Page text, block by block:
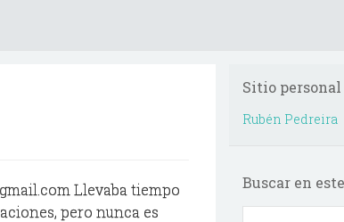
Llevaba tiempo
pero nunca es
Sitio personal
Rubén Pedreira
Buscar en